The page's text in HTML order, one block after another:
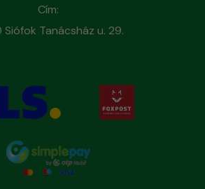
Cím:
Tanácsház u. 29.